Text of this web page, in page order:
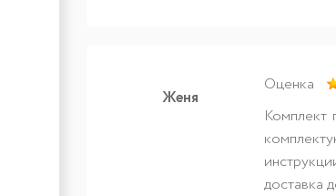
Женя
Оценка
Комплект
доставка